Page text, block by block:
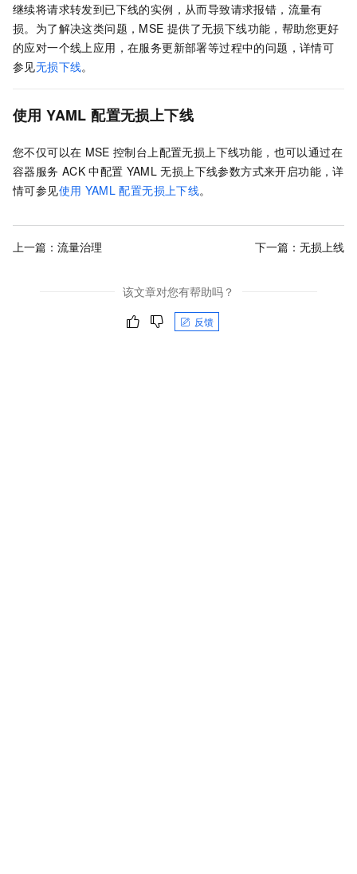
继续将请求转发到已下线的实例，从而导致请求报错，流量有
损。为了解决这类问题，MSE 提供了无损下线功能，帮助您更好
的应对一个线上应用，在服务更新部署等过程中的问题，详情可
参见无损下线。
使用 YAML 配置无损上下线
您不仅可以在 MSE 控制台上配置无损上下线功能，也可以通过在
容器服务 ACK 中配置 YAML 无损上下线参数方式来开启功能，详
情可参见使用 YAML 配置无损上下线。
上一篇： 流量治理 下一篇： 无损上线
该文章对您有帮助吗？
反馈